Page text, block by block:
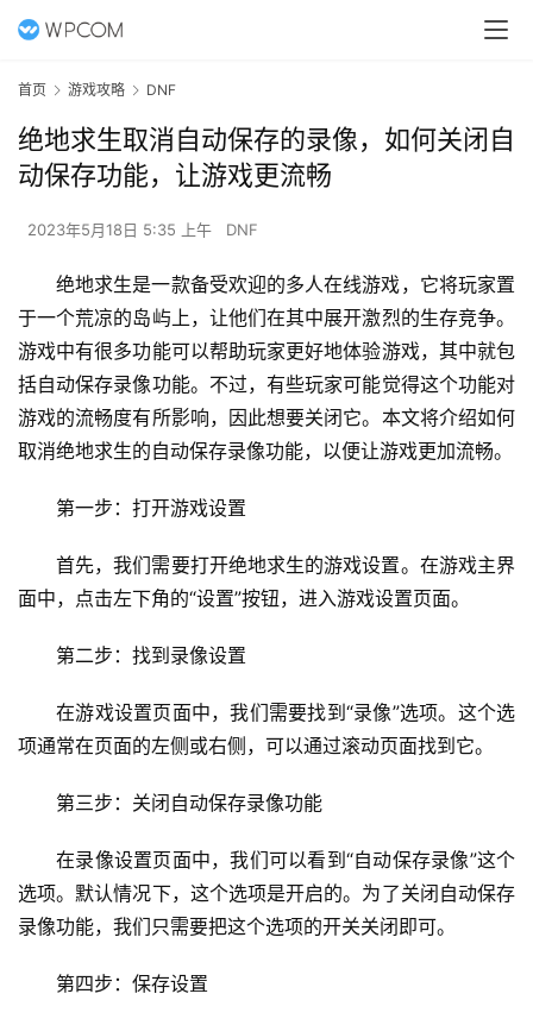
首页 游戏攻略 DNF
绝地求生取消自动保存的录像，如何关闭自
动保存功能，让游戏更流畅
2023年5月18日 5:35 上午 DNF
绝地求生是一款备受欢迎的多人在线游戏，它将玩家置
于一个荒凉的岛屿上，让他们在其中展开激烈的生存竞争。
游戏中有很多功能可以帮助玩家更好地体验游戏，其中就包
括自动保存录像功能。不过，有些玩家可能觉得这个功能对
游戏的流畅度有所影响，因此想要关闭它。本文将介绍如何
取消绝地求生的自动保存录像功能，以便让游戏更加流畅。
第一步：打开游戏设置
首先，我们需要打开绝地求生的游戏设置。在游戏主界
面中，点击左下角的“设置”按钮，进入游戏设置页面。
第二步：找到录像设置
在游戏设置页面中，我们需要找到“录像”选项。这个选
项通常在页面的左侧或右侧，可以通过滚动页面找到它。
第三步：关闭自动保存录像功能
在录像设置页面中，我们可以看到“自动保存录像”这个
选项。默认情况下，这个选项是开启的。为了关闭自动保存
录像功能，我们只需要把这个选项的开关关闭即可。
第四步：保存设置